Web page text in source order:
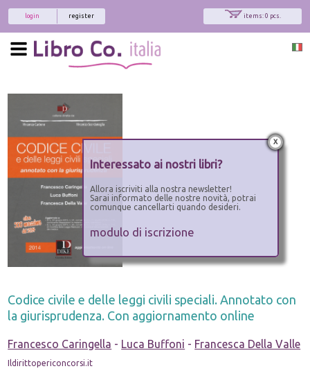
items: 0 pcs.
register
login
Codice civile e delle leggi civili speciali. Annotato con
la giurisprudenza. Con aggiornamento online
Francesco Caringella - Luca Buffoni - Francesca Della Valle
Ildirittopericoncorsi.it
x
Interessato ai nostri libri?
Allora iscriviti alla nostra newsletter!
Sarai informato delle nostre novità, potrai
comunque cancellarti quando desideri.
modulo di iscrizione